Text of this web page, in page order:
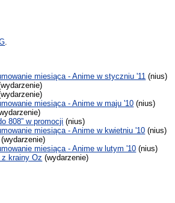
miesiąca - Anime w styczniu '11 (nius)
miesiąca - Anime w maju '10 (nius)
808” w promocji (nius)
miesiąca - Anime w kwietniu '10 (nius)
(wydarzenie)
miesiąca - Anime w lutym '10 (nius)
krainy Oz (wydarzenie)